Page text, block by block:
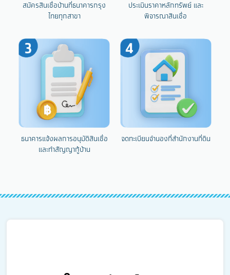
สมัครสินเชื่อบ้านที่ธนาคารกรุง
ไทยทุกสาขา
ประเมินราคาหลักทรัพย์ และ
พิจารณาสินเชื่อ
ธนาคารแจ้งผลการอนุมัติสินเชื่อ
และทำสัญญากู้บ้าน
จดทะเบียนจำนองที่สำนักงานที่ดิน